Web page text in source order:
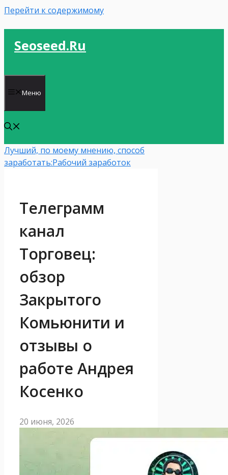
Перейти к содержимому
Seoseed.ru
Меню
Лучший, по моему мнению, способ
заработать:Рабочий заработок
Телеграмм
канал
Торговец:
обзор
Закрытого
Комьюнити и
отзывы о
работе Андрея
Косенко
20 июня, 2026